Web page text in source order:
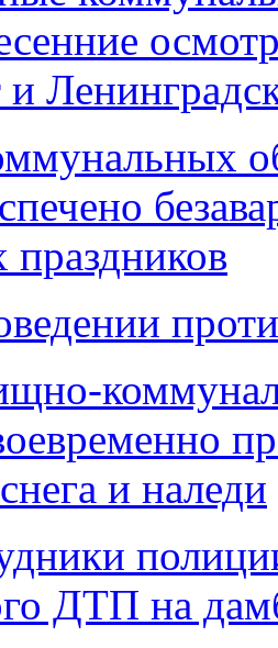
праздников
и наледи
ДТП на